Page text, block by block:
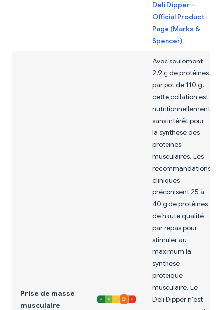
Deli Dipper –
Official Product
Page (Marks &
Spencer)
Prise de masse
musculaire
Avec seulement
2,9 g de protéines
par pot de 110 g,
cette collation est
nutritionnellement
sans intérêt pour
la synthèse des
protéines
musculaires. Les
recommandations
cliniques
préconisent 25 à
40 g de protéines
de haute qualité
par repas pour
stimuler au
maximum la
synthèse
protéique
musculaire. Le
Deli Dipper n'est